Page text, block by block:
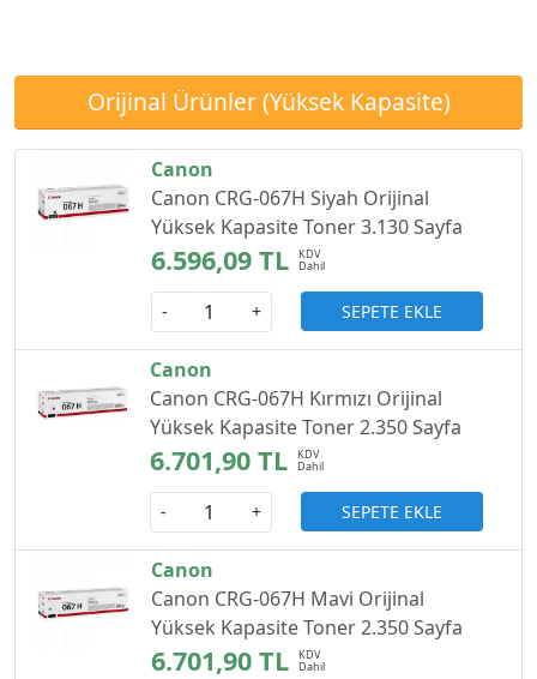
Orijinal Ürünler (Yüksek Kapasite)
Canon
Canon CRG-067H Siyah Orijinal
Yüksek Kapasite Toner 3.130 Sayfa
6.596,09 TL
- + SEPETE EKLE
Canon
Canon CRG-067H Kırmızı Orijinal
Yüksek Kapasite Toner 2.350 Sayfa
6.701,90 TL
- + SEPETE EKLE
Canon
Canon CRG-067H Mavi Orijinal
Yüksek Kapasite Toner 2.350 Sayfa
6.701,90 TL